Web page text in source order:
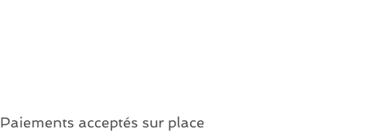
Paiements acceptés sur place